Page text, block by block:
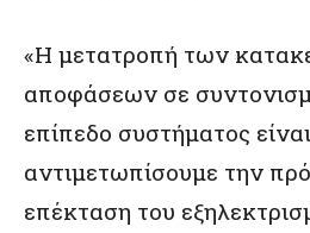
«Η μετατροπή των
αποφάσεων σε
επίπεδο συστήματος
αντιμετωπίσουμε την
επέκταση του